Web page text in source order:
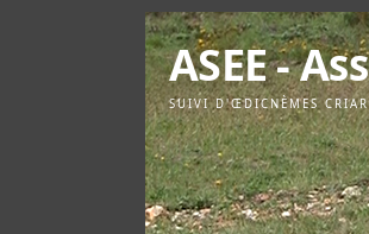
ASEE -
SUIVI D'ŒDICNÈMES